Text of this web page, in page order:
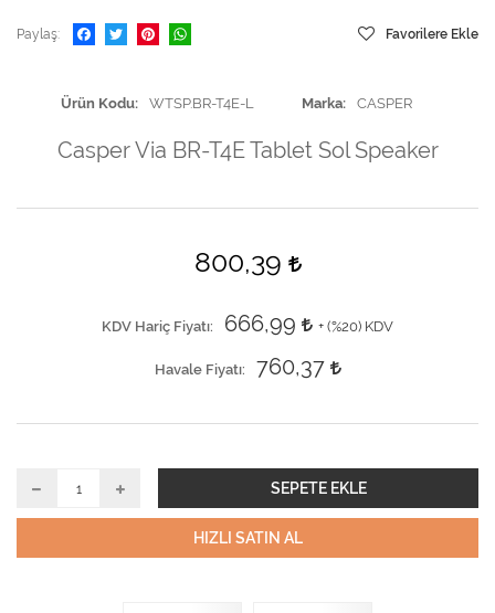
Paylaş Favorilere Ekle
Ürün Kodu WTSP.BR-T4E-L Marka CASPER
Casper Via BR-T4E Tablet Sol Speaker
800,39
KDV Hariç Fiyatı 666,99 + (%20) KDV
Havale Fiyatı 760,37
SEPETE EKLE
HIZLI SATIN AL